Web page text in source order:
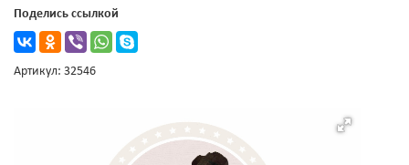
Поделись ссылкой
Артикул: 32546